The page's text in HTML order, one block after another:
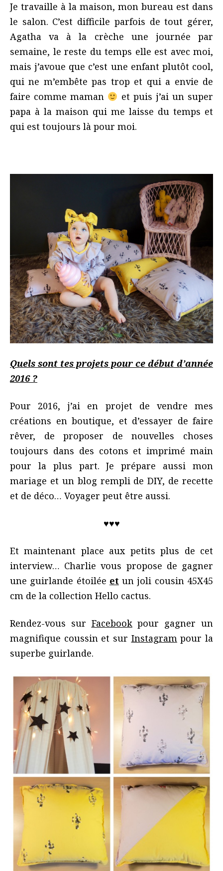
Je travaille à la maison, mon bureau est dans
le salon. C’est difficile parfois de tout gérer,
Agatha va à la crèche une journée par
semaine, le reste du temps elle est avec moi,
mais j’avoue que c’est une enfant plutôt cool,
qui ne m’embête pas trop et qui a envie de
faire comme maman
et puis j’ai un super
papa à la maison qui me laisse du temps et
qui est toujours là pour moi.
Quels sont tes projets pour ce début d’année
2016 ?
Pour 2016, j’ai en projet de vendre mes
créations en boutique, et d’essayer de faire
rêver, de proposer de nouvelles choses
toujours dans des cotons et imprimé main
pour la plus part. Je prépare aussi mon
mariage et un blog rempli de DIY, de recette
et de déco… Voyager peut être aussi.
♥♥♥
Et maintenant place aux petits plus de cet
interview… Charlie vous propose de gagner
une guirlande étoilée et un joli cousin 45X45
cm de la collection Hello cactus.
Rendez-vous sur Facebookpour gagner un
magnifique coussin et sur Instagrampour la
superbe guirlande.